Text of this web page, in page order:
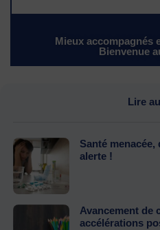
Mieux accompagnés
Bienvenue
Lire
Santé
alerte !
Avancement de
accélérations